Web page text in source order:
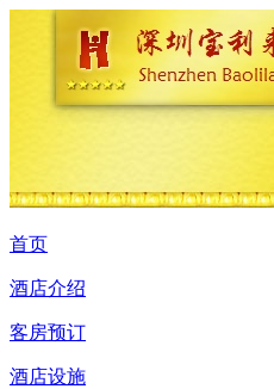
首页
酒店介绍
客房预订
酒店设施